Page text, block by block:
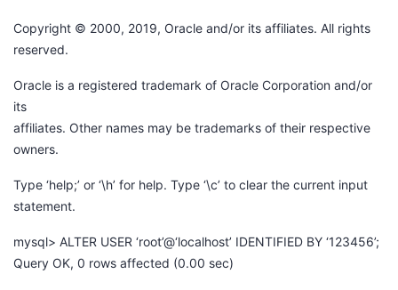
Copyright © 2000, 2019, Oracle and/or its affiliates. All rights
reserved.
Oracle is a registered trademark of Oracle Corporation and/or
its
affiliates. Other names may be trademarks of their respective
owners.
Type ‘help;’ or ‘\h’ for help. Type ‘\c’ to clear the current input
statement.
mysql> ALTER USER ‘root’@‘localhost’ IDENTIFIED BY ‘123456’;
Query OK, 0 rows affected (0.00 sec)